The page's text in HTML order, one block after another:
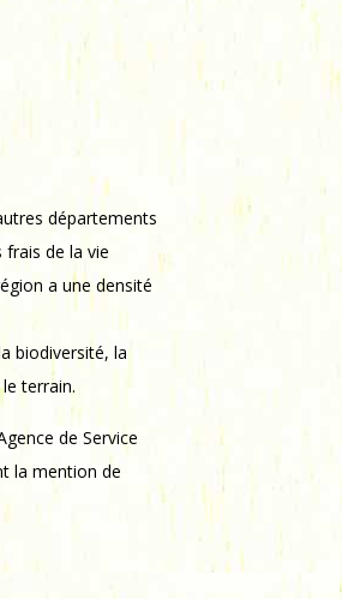
départements
de la vie
a une densité
biodiversité, la
terrain.
de Service
la mention de